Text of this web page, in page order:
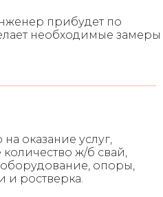
прибудет по
необходимые замеры
оказание услуг,
ж/б свай,
оборудование, опоры,
и ростверка.